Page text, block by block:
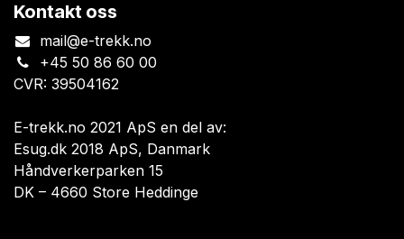
Kontakt oss
mail@e-trekk.no
+45 50 86 60 00
CVR: 39504162
E-trekk.no 2021 ApS en del av:
Esug.dk 2018 ApS, Danmark
Håndverkerparken 15
DK – 4660 Store Heddinge